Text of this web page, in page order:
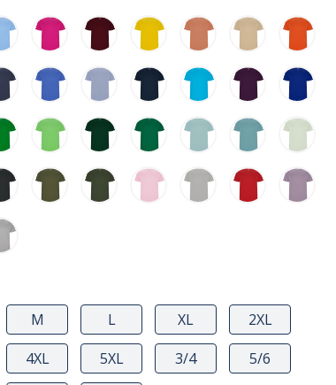
M L XL
2XL
4XL 5XL 3/4
5/6